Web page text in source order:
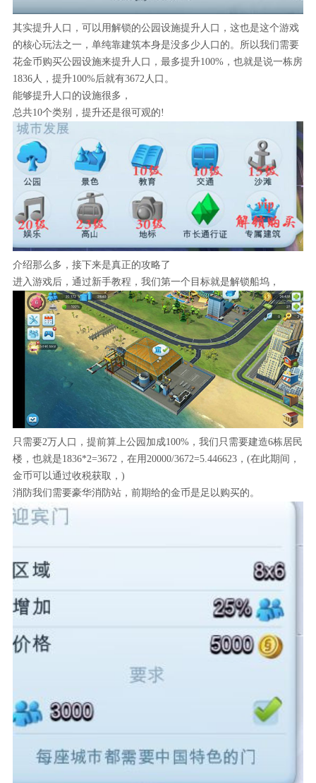
其实提升人口，可以用解锁的公园设施提升人口，这也是这个游戏
的核心玩法之一，单纯靠建筑本身是没多少人口的。所以我们需要
花金币购买公园设施来提升人口，最多提升100%，也就是说一栋房
1836人，提升100%后就有3672人口。
能够提升人口的设施很多，
总共10个类别，提升还是很可观的!
介绍那么多，接下来是真正的攻略了
进入游戏后，通过新手教程，我们第一个目标就是解锁船坞，
只需要2万人口，提前算上公园加成100%，我们只需要建造6栋居民
楼，也就是1836*2=3672，在用20000/3672=5.446623，(在此期间，
金币可以通过收税获取，)
消防我们需要豪华消防站，前期给的金币是足以购买的。